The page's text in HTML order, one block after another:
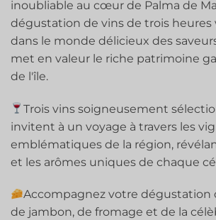
inoubliable au cœur de Palma de
dégustation de vins de trois heures
dans le monde délicieux des
met en valeur le riche patrimoine
de l'île.
Trois vins soigneusement
invitent à un voyage à travers les
emblématiques de la région,
et les arômes uniques de chaque
Accompagnez votre dégustation
de jambon, de fromage et de la